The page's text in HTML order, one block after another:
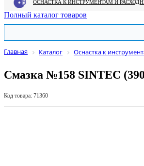
Полный каталог товаров
Главная Каталог Оснастка к
Смазка №158 SINTEC
Код товара: 71360